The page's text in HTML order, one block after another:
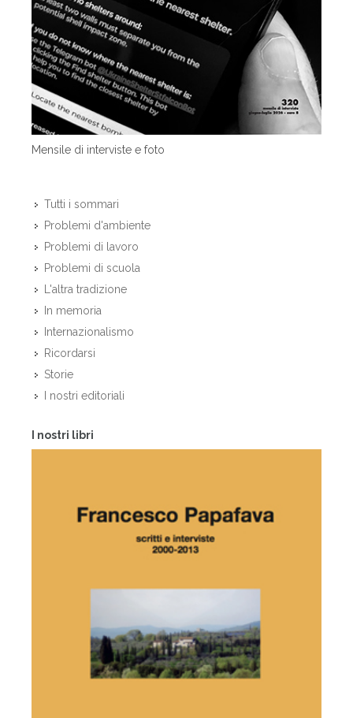
Mensile di interviste e foto
Tutti i sommari
Problemi d'ambiente
Problemi di lavoro
Problemi di scuola
L'altra tradizione
In memoria
Internazionalismo
Ricordarsi
Storie
I nostri editoriali
I nostri libri